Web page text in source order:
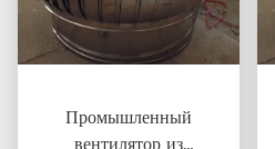
Промышленный
вентилятор из